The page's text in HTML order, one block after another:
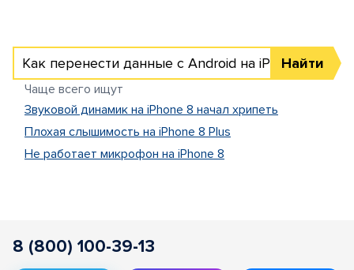
Как перенести данные с Android на iPhone
Чаще всего ищут
Найти
Звуковой динамик на iPhone 8 начал хрипеть
Плохая слышимость на iPhone 8 Plus
Не работает микрофон на iPhone 8
8 (800) 100-39-13